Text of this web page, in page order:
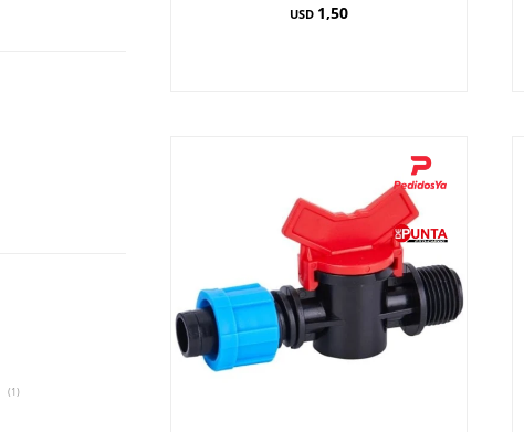
USD 1,50
(1)